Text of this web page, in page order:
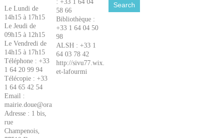
Le Lundi de
14h15 à 17h15
Le Jeudi de
09h15 à 12h15
Le Vendredi de
14h15 à 17h15
Téléphone : +33
1 64 20 99 94
Télécopie : +33
1 64 65 42 54
Email :
mairie.doue@orange.fr
Adresse : 1 bis,
rue
Champenois,
: +33 1 64 04
58 66
Bibliothèque :
+33 1 64 04 50
98
ALSH : +33 1
64 03 78 42
http://sivu77.wix.com/lacigale-
et-lafourmi